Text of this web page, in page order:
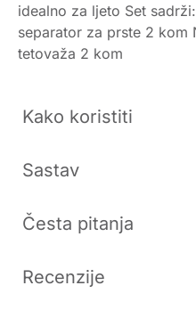
idealno za ljeto Set
separator za prste 2 kom
tetovaža 2 kom
Kako koristiti
Sastav
Česta pitanja
Recenzije